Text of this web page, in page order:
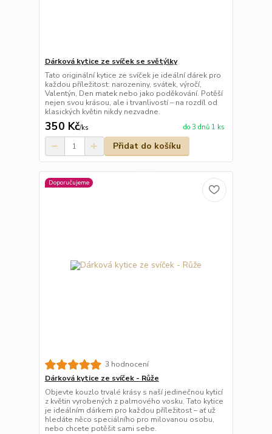
Dárková kytice ze svíček se světýlky
Tato originální kytice ze svíček je ideální dárek pro
každou příležitost: narozeniny, svátek, výročí,
Valentýn, Den matek nebo jako poděkování. Potěší
nejen svou krásou, ale i trvanlivostí – na rozdíl od
klasických květin nikdy nezvadne.
350 Kč/ks do 3 dnů 1 ks
Přidat do košíku
Doporučujeme
3 hodnocení
Dárková kytice ze svíček - Růže
Objevte kouzlo trvalé krásy s naší jedinečnou kyticí
z květin vyrobených z palmového vosku. Tato kytice
je ideálním dárkem pro každou příležitost – ať už
hledáte něco speciálního pro milovanou osobu,
nebo chcete potěšit sami sebe.